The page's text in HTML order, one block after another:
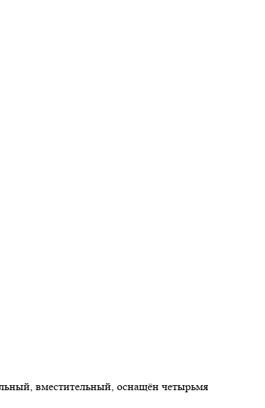
вместительный, оснащён четырьмя